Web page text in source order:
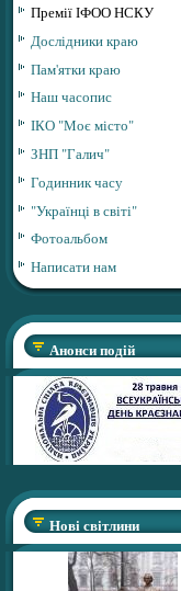
Премії ІФОО НСКУ
Дослідники краю
Пам'ятки краю
Наш часопис
ІКО "Моє місто"
ЗНП "Галич"
Годинник часу
"Українці в світі"
Фотоальбом
Написати нам
Анонси подій
Нові світлини